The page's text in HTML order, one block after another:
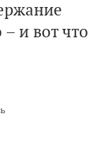
и вот что